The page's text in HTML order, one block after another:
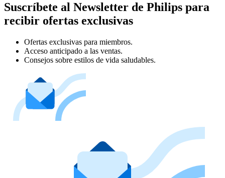
Suscríbete al Newsletter de Philips para
recibir ofertas exclusivas
Ofertas exclusivas para miembros.
Acceso anticipado a las ventas.
Consejos sobre estilos de vida saludables.